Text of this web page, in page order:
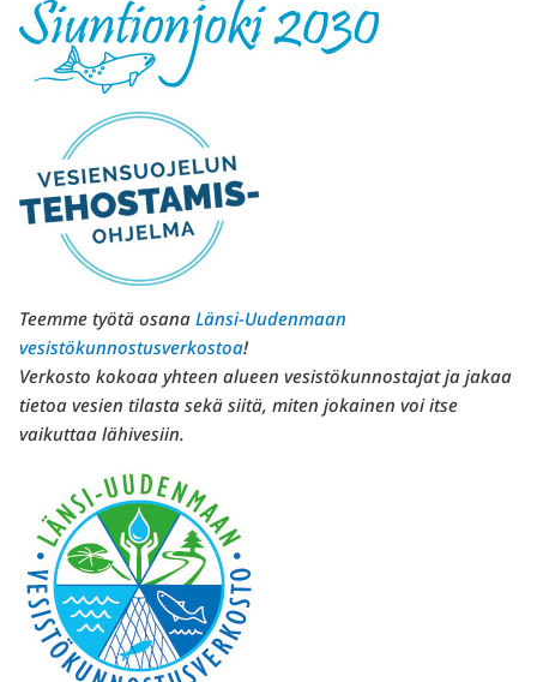
Teemme työtä osana Länsi-Uudenmaan
vesistökunnostusverkostoa!
Verkosto kokoaa yhteen alueen vesistökunnostajat ja jakaa
tietoa vesien tilasta sekä siitä, miten jokainen voi itse
vaikuttaa lähivesiin.